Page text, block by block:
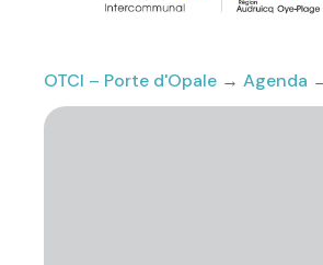
OTCI – Porte d'Opale → Agenda